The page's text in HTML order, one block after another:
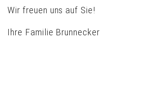
Wir freuen uns auf Sie!
Ihre Familie Brunnecker